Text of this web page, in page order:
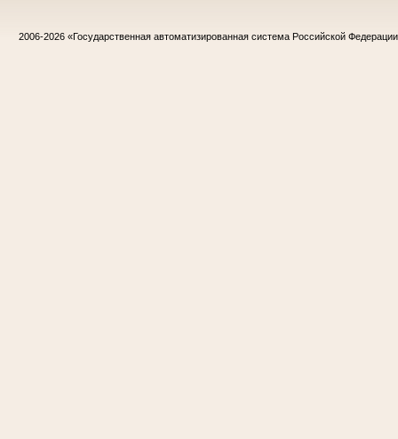
2006-2026 «Государственная автоматизированная система Российской